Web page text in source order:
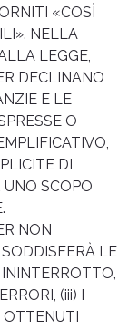
«COSÌ
NELLA
LEGGE,
DECLINANO
E LE
O
DI
SCOPO
NON
LE
(iii) I
OTTENUTI